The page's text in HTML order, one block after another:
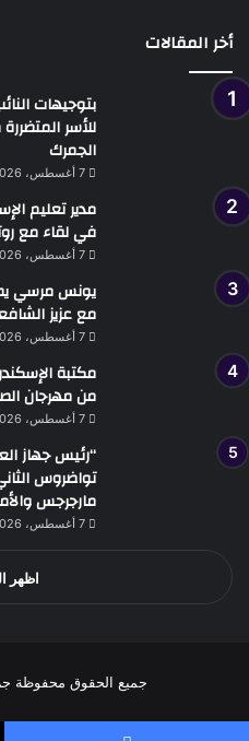
أخر المقالات
للأسر
الجمرك
7 أغسطس، 2026
مدير تعليم
في لقاء مع
7 أغسطس، 2026
يونس مرسي
مع عزيز
7 أغسطس، 2026
مكتبة
من مهرجان
7 أغسطس، 2026
“رئيس جهاز
تواضروس
مارجرجس
7 أغسطس، 2026
اظهر
جميع الحقوق محفوظة